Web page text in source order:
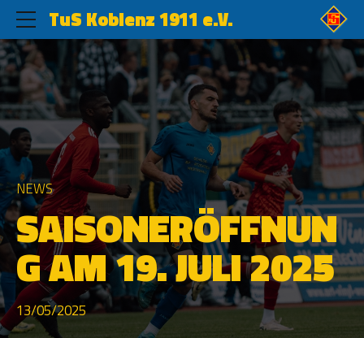
TuS Koblenz 1911 e.V.
NEWS
SAISONERÖFFNUN
G AM 19. JULI 2025
13/05/2025